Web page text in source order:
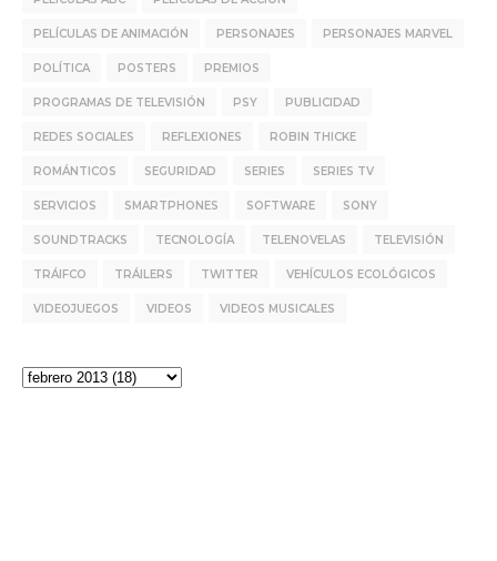
PELÍCULAS DE ANIMACIÓN PERSONAJES PERSONAJES MARVEL
POLÍTICA POSTERS PREMIOS
PROGRAMAS DE TELEVISIÓN PSY PUBLICIDAD
REDES SOCIALES REFLEXIONES ROBIN THICKE
ROMÁNTICOS SEGURIDAD SERIES SERIES TV
SERVICIOS SMARTPHONES SOFTWARE SONY
SOUNDTRACKS TECNOLOGÍA TELENOVELAS TELEVISIÓN
TRÁIFCO TRÁILERS TWITTER VEHÍCULOS ECOLÓGICOS
VIDEOJUEGOS VIDEOS VIDEOS MUSICALES